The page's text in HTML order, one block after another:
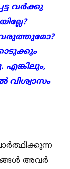
വര്‍ക്കു
വരുത്തുമോ?
അവര്‍